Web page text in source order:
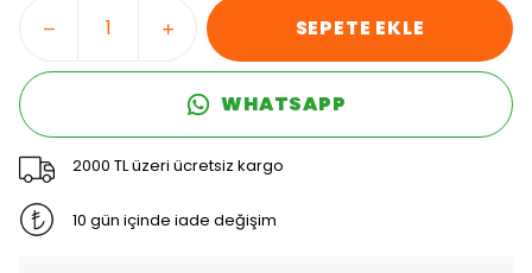
SEPETE EKLE
WHATSAPP
2000 TL üzeri ücretsiz kargo
10 gün içinde iade değişim